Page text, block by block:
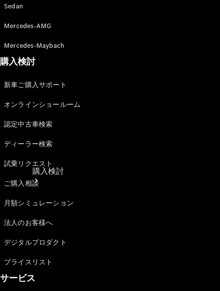
購入検討
オンライン
ショールー
Sedan
Mercedes-AMG
Mercedes-Maybach
購入検討
新車ご購入サポート
オンラインショールーム
認定中古車検索
ディーラー検索
試乗リクエスト
ご購入相談
月額シミュレーション
法人のお客様へ
デジタルプロダクト
プライスリスト
サービス